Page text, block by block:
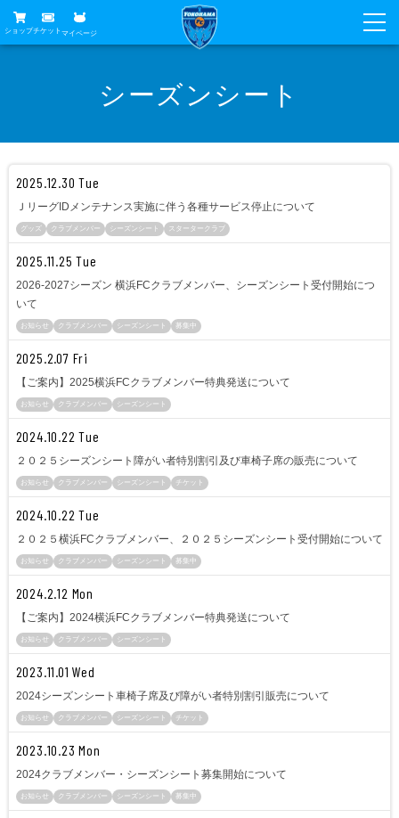
ショップチケット マイページ
ホームタウン
トップチーム
クラブ
試合
アカデミー
順位表
席種・価格表
チケット購入方法
販売スケジュール
ニッパツシート
Buy Ticket Here
チーム
選手・スタッフ
スケジュール
横浜FC観戦ガイド
試合会場アクセス
観戦ルール・マナー
クラブ概要
ヒストリー
サステナビリティ
ホームタウン活動
横浜FCスポーツクラブ
ニッパツ横浜FCシーガルズ
学生インターンシップ
ファン
横浜FC公式オンラインショップ
クラブメンバー
スペシャルコンテンツ
オリジナルビール
アカデミー
試合日程・結果
アカデミー選手
アカデミースタッフ
フェニックスクラブ
チアスクール
パートナー
お問い合わせ
お問い合わせ
シーズンシート
2025.12.30 Tue
ＪリーグIDメンテナンス実施に伴う各種サービス停止について
グッズ クラブメンバー シーズンシート スタータークラブ
2025.11.25 Tue
2026‐2027シーズン 横浜FCクラブメンバー、シーズンシート受付開始につ
いて
お知らせ クラブメンバー シーズンシート 募集中
2025.2.07 Fri
【ご案内】2025横浜FCクラブメンバー特典発送について
お知らせ クラブメンバー シーズンシート
2024.10.22 Tue
２０２５シーズンシート障がい者特別割引及び車椅子席の販売について
お知らせ クラブメンバー シーズンシート チケット
2024.10.22 Tue
２０２５横浜FCクラブメンバー、２０２５シーズンシート受付開始について
お知らせ クラブメンバー シーズンシート 募集中
2024.2.12 Mon
【ご案内】2024横浜FCクラブメンバー特典発送について
お知らせ クラブメンバー シーズンシート
2023.11.01 Wed
2024シーズンシート車椅子席及び障がい者特別割引販売について
お知らせ クラブメンバー シーズンシート チケット
2023.10.23 Mon
2024クラブメンバー・シーズンシート募集開始について
お知らせ クラブメンバー シーズンシート 募集中